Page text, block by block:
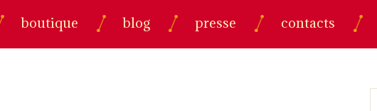
boutique blog presse contacts